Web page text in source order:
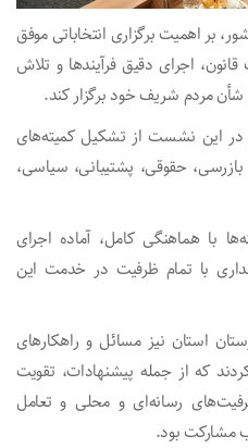
بر اهمیت برگزاری انتخاباتی موفق
اجرای دقیق فرآیندها و تلاش
شأن مردم شریف خود برگزار کند.
در این نشست از تشکیل کمیته‌های
حقوقی، پشتیبانی، سیاسی،
با هماهنگی کامل، آماده اجرای
با تمام ظرفیت در خدمت این
فرمانداران ۱۴ شهرستان استان نیز مسائل و راهکارهای
که از جمله پیشنهادات، تقویت
رسانه‌ای و محلی و تعامل
مشارکت بود.